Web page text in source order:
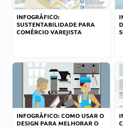
INFOGRÁFICO:
SUSTENTABILIDADE PARA
COMÉRCIO VAREJISTA
INFOGRÁFICO: COMO USAR O
DESIGN PARA MELHORAR O